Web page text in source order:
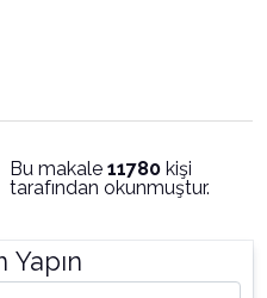
Bu makale 11780 kişi
tarafından okunmuştur.
Yapın